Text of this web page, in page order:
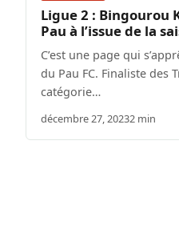
Ligue 2 : Bingourou
Pau à l’issue de la
C’est une page qui
du Pau FC. Finaliste des
catégorie…
décembre 27, 20232 min